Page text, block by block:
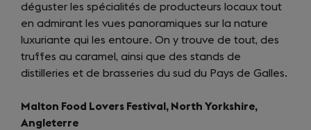
a
new
tab)
déguster les spécialités de producteurs locaux tout
en admirant les vues panoramiques sur la nature
luxuriante qui les entoure. On y trouve de tout, des
truffes au caramel, ainsi que des stands de
distilleries et de brasseries du sud du Pays de Galles.
Malton Food Lovers Festival, North Yorkshire,
Angleterre